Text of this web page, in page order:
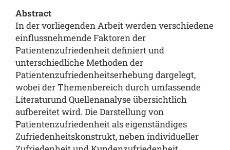
Abstract
In der vorliegenden Arbeit werden verschiedene
einflussnehmende Faktoren der
Patientenzufriedenheit definiert und
unterschiedliche Methoden der
Patientenzufriedenheitserhebung dargelegt,
wobei der Themenbereich durch umfassende
Literaturund Quellenanalyse übersichtlich
aufbereitet wird. Die Darstellung von
Patientenzufriedenheit als eigenständiges
Zufriedenheitskonstrukt, neben individueller